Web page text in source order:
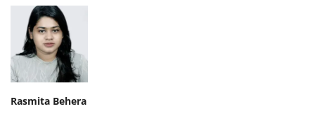
Rasmita Behera